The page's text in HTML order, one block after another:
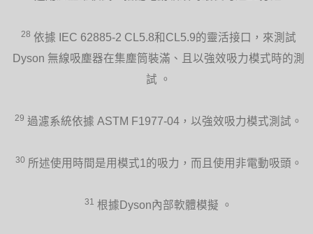
28 依據 IEC 62885-2 CL5.8和CL5.9的靈活接口，來測試
Dyson 無線吸塵器在集塵筒裝滿、且以強效吸力模式時的測
試 。
29 過濾系統依據 ASTM F1977-04，以強效吸力模式測試。
30 所述使用時間是用模式1的吸力，而且使用非電動吸頭。
31 根據Dyson內部軟體模擬 。